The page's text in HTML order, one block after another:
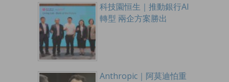
科技園恒生｜推動銀行AI
轉型 兩企方案勝出
Anthropic｜阿莫迪怕重